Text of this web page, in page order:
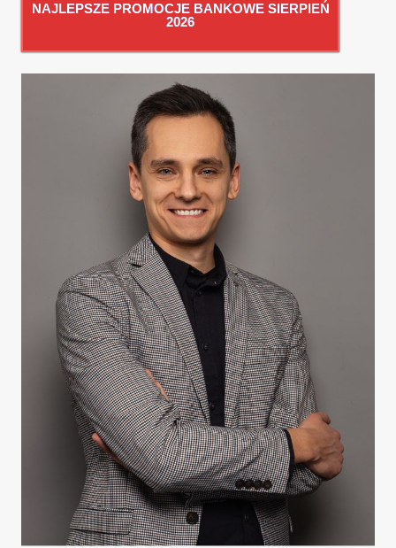
NAJLEPSZE PROMOCJE BANKOWE SIERPIEŃ
2026